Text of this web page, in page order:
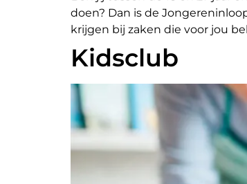
doen? Dan is de
krijgen bij zaken die voor jou
Kidsclub